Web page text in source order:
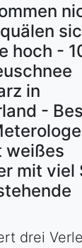
hoch -
in
-
weißes
mit viel
drei